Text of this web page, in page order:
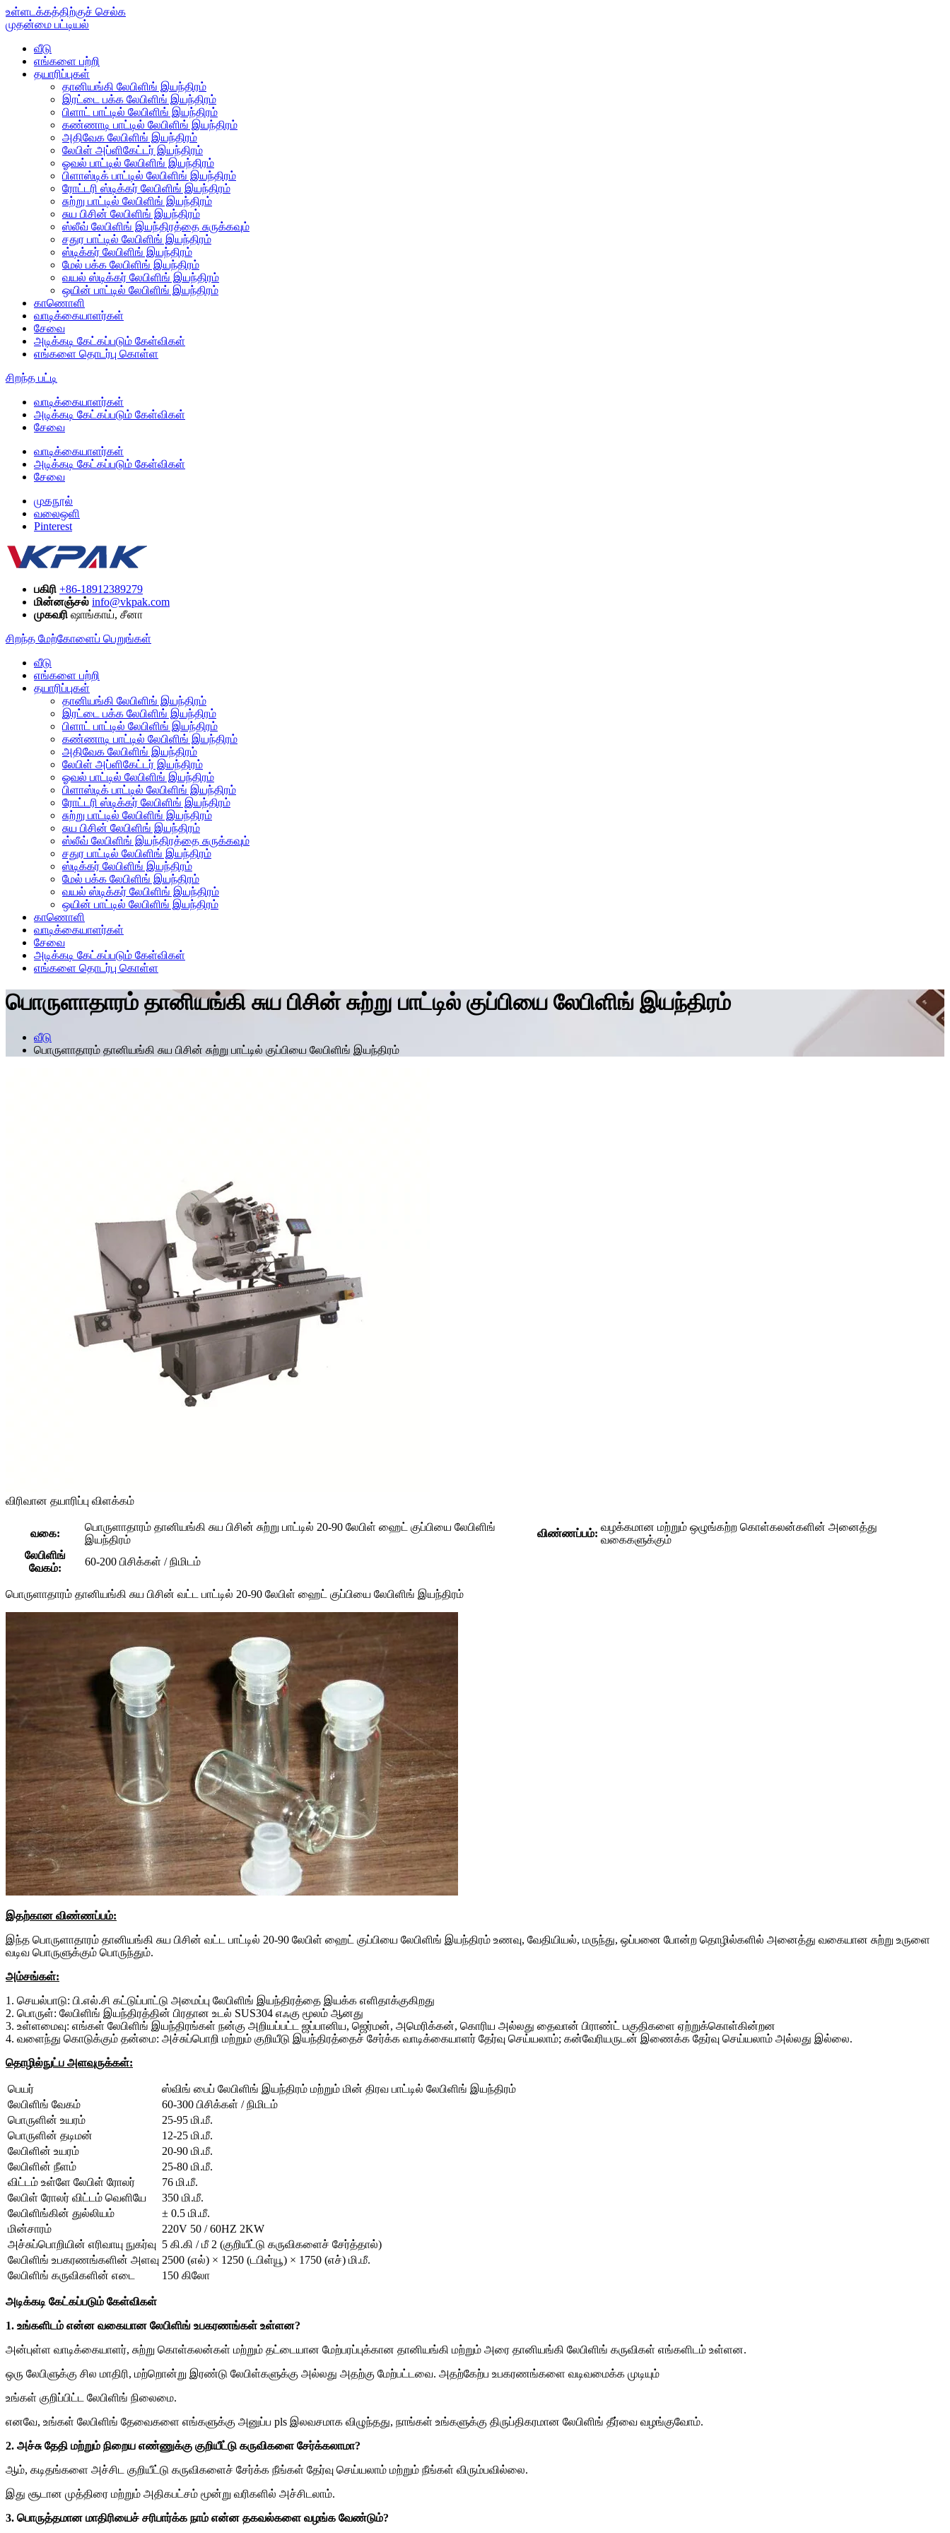
உள்ளடக்கத்திற்குச் செல்க
முதன்மை பட்டியல்
வீடு
எங்களை பற்றி
தயாரிப்புகள்
தானியங்கி லேபிளிங் இயந்திரம்
இரட்டை பக்க லேபிளிங் இயந்திரம்
பிளாட் பாட்டில் லேபிளிங் இயந்திரம்
கண்ணாடி பாட்டில் லேபிளிங் இயந்திரம்
அதிவேக லேபிளிங் இயந்திரம்
லேபிள் அப்ளிகேட்டர் இயந்திரம்
ஓவல் பாட்டில் லேபிளிங் இயந்திரம்
பிளாஸ்டிக் பாட்டில் லேபிளிங் இயந்திரம்
ரோட்டரி ஸ்டிக்கர் லேபிளிங் இயந்திரம்
சுற்று பாட்டில் லேபிளிங் இயந்திரம்
சுய பிசின் லேபிளிங் இயந்திரம்
ஸ்லீவ் லேபிளிங் இயந்திரத்தை சுருக்கவும்
சதுர பாட்டில் லேபிளிங் இயந்திரம்
ஸ்டிக்கர் லேபிளிங் இயந்திரம்
மேல் பக்க லேபிளிங் இயந்திரம்
வயல் ஸ்டிக்கர் லேபிளிங் இயந்திரம்
ஒயின் பாட்டில் லேபிளிங் இயந்திரம்
காணொளி
வாடிக்கையாளர்கள்
சேவை
அடிக்கடி கேட்கப்படும் கேள்விகள்
எங்களை தொடர்பு கொள்ள
சிறந்த பட்டி
வாடிக்கையாளர்கள்
அடிக்கடி கேட்கப்படும் கேள்விகள்
சேவை
வாடிக்கையாளர்கள்
அடிக்கடி கேட்கப்படும் கேள்விகள்
சேவை
முகநூல்
வலைஒளி
Pinterest
பகிரி +86-18912389279
மின்னஞ்சல் info@vkpak.com
முகவரி ஷாங்காய், சீனா
சிறந்த மேற்கோளைப் பெறுங்கள்
வீடு
எங்களை பற்றி
தயாரிப்புகள்
தானியங்கி லேபிளிங் இயந்திரம்
இரட்டை பக்க லேபிளிங் இயந்திரம்
பிளாட் பாட்டில் லேபிளிங் இயந்திரம்
கண்ணாடி பாட்டில் லேபிளிங் இயந்திரம்
அதிவேக லேபிளிங் இயந்திரம்
லேபிள் அப்ளிகேட்டர் இயந்திரம்
ஓவல் பாட்டில் லேபிளிங் இயந்திரம்
பிளாஸ்டிக் பாட்டில் லேபிளிங் இயந்திரம்
ரோட்டரி ஸ்டிக்கர் லேபிளிங் இயந்திரம்
சுற்று பாட்டில் லேபிளிங் இயந்திரம்
சுய பிசின் லேபிளிங் இயந்திரம்
ஸ்லீவ் லேபிளிங் இயந்திரத்தை சுருக்கவும்
சதுர பாட்டில் லேபிளிங் இயந்திரம்
ஸ்டிக்கர் லேபிளிங் இயந்திரம்
மேல் பக்க லேபிளிங் இயந்திரம்
வயல் ஸ்டிக்கர் லேபிளிங் இயந்திரம்
ஒயின் பாட்டில் லேபிளிங் இயந்திரம்
காணொளி
வாடிக்கையாளர்கள்
சேவை
அடிக்கடி கேட்கப்படும் கேள்விகள்
எங்களை தொடர்பு கொள்ள
பொருளாதாரம் தானியங்கி சுய பிசின் சுற்று பாட்டில் குப்பியை லேபிளிங் இயந்திரம்
வீடு
பொருளாதாரம் தானியங்கி சுய பிசின் சுற்று பாட்டில் குப்பியை லேபிளிங் இயந்திரம்
விரிவான தயாரிப்பு விளக்கம்
வகை:
பொருளாதாரம் தானியங்கி சுய பிசின் சுற்று பாட்டில் 20-90 லேபிள் ஹைட் குப்பியை லேபிளிங்
இயந்திரம்
விண்ணப்பம்:
வழக்கமான மற்றும் ஒழுங்கற்ற கொள்கலன்களின் அனைத்து
வகைகளுக்கும்
லேபிளிங்
வேகம்:
60-200 பிசிக்கள் / நிமிடம்
பொருளாதாரம் தானியங்கி சுய பிசின் வட்ட பாட்டில் 20-90 லேபிள் ஹைட் குப்பியை லேபிளிங் இயந்திரம்
இதற்கான விண்ணப்பம்:
இந்த பொருளாதாரம் தானியங்கி சுய பிசின் வட்ட பாட்டில் 20-90 லேபிள் ஹைட் குப்பியை லேபிளிங் இயந்திரம் உணவு, வேதியியல், மருந்து, ஒப்பனை போன்ற தொழில்களில் அனைத்து வகையான சுற்று உருளை
வடிவ பொருளுக்கும் பொருந்தும்.
அம்சங்கள்:
1. செயல்பாடு: பி.எல்.சி கட்டுப்பாட்டு அமைப்பு லேபிளிங் இயந்திரத்தை இயக்க எளிதாக்குகிறது
2. பொருள்: லேபிளிங் இயந்திரத்தின் பிரதான உடல் SUS304 எஃகு மூலம் ஆனது
3. உள்ளமைவு: எங்கள் லேபிளிங் இயந்திரங்கள் நன்கு அறியப்பட்ட ஜப்பானிய, ஜெர்மன், அமெரிக்கன், கொரிய அல்லது தைவான் பிராண்ட் பகுதிகளை ஏற்றுக்கொள்கின்றன
4. வளைந்து கொடுக்கும் தன்மை: அச்சுப்பொறி மற்றும் குறியீடு இயந்திரத்தைச் சேர்க்க வாடிக்கையாளர் தேர்வு செய்யலாம்; கன்வேரியருடன் இணைக்க தேர்வு செய்யலாம் அல்லது இல்லை.
தொழில்நுட்ப அளவுருக்கள்:
பெயர்
ஸ்விங் பைப் லேபிளிங் இயந்திரம் மற்றும் மின் திரவ பாட்டில் லேபிளிங் இயந்திரம்
லேபிளிங் வேகம்
60-300 பிசிக்கள் / நிமிடம்
பொருளின் உயரம்
25-95 மி.மீ.
பொருளின் தடிமன்
12-25 மி.மீ.
லேபிளின் உயரம்
20-90 மி.மீ.
லேபிளின் நீளம்
25-80 மி.மீ.
விட்டம் உள்ளே லேபிள் ரோலர்
76 மி.மீ.
லேபிள் ரோலர் விட்டம் வெளியே
350 மி.மீ.
லேபிளிங்கின் துல்லியம்
± 0.5 மி.மீ.
மின்சாரம்
220V 50 / 60HZ 2KW
அச்சுப்பொறியின் எரிவாயு நுகர்வு 5 கி.கி / மீ 2 (குறியீட்டு கருவிகளைச் சேர்த்தால்)
லேபிளிங் உபகரணங்களின் அளவு 2500 (எல்) × 1250 (டபிள்யூ) × 1750 (எச்) மி.மீ.
லேபிளிங் கருவிகளின் எடை
150 கிலோ
அடிக்கடி கேட்கப்படும் கேள்விகள்
1. உங்களிடம் என்ன வகையான லேபிளிங் உபகரணங்கள் உள்ளன?
அன்புள்ள வாடிக்கையாளர், சுற்று கொள்கலன்கள் மற்றும் தட்டையான மேற்பரப்புக்கான தானியங்கி மற்றும் அரை தானியங்கி லேபிளிங் கருவிகள் எங்களிடம் உள்ளன.
ஒரு லேபிளுக்கு சில மாதிரி, மற்றொன்று இரண்டு லேபிள்களுக்கு அல்லது அதற்கு மேற்பட்டவை. அதற்கேற்ப உபகரணங்களை வடிவமைக்க முடியும்
உங்கள் குறிப்பிட்ட லேபிளிங் நிலைமை.
எனவே, உங்கள் லேபிளிங் தேவைகளை எங்களுக்கு அனுப்ப pls இலவசமாக விழுந்தது, நாங்கள் உங்களுக்கு திருப்திகரமான லேபிளிங் தீர்வை வழங்குவோம்.
2. அச்சு தேதி மற்றும் நிறைய எண்ணுக்கு குறியீட்டு கருவிகளை சேர்க்கலாமா?
ஆம், கடிதங்களை அச்சிட குறியீட்டு கருவிகளைச் சேர்க்க நீங்கள் தேர்வு செய்யலாம் மற்றும் நீங்கள் விரும்பவில்லை.
இது சூடான முத்திரை மற்றும் அதிகபட்சம் மூன்று வரிகளில் அச்சிடலாம்.
3. பொருத்தமான மாதிரியைச் சரிபார்க்க நாம் என்ன தகவல்களை வழங்க வேண்டும்?